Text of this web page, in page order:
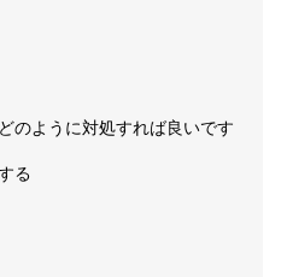
のように対処すれば良いです
る